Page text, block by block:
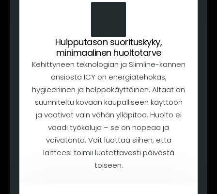
Huipputason suorituskyky,
minimaalinen huoltotarve
Kehittyneen teknologian ja Slimline-kannen
ansiosta ICY on energiatehokas,
hygieeninen ja helppokäyttöinen. Altaat on
suunniteltu kovaan kaupalliseen käyttöön
ja vaativat vain vähän ylläpitoa. Huolto ei
vaadi työkaluja – se on nopeaa ja
vaivatonta. Voit luottaa siihen, että
laitteesi toimii luotettavasti päivästä
toiseen.